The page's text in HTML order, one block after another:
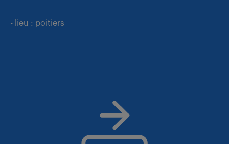
- lieu : poitiers